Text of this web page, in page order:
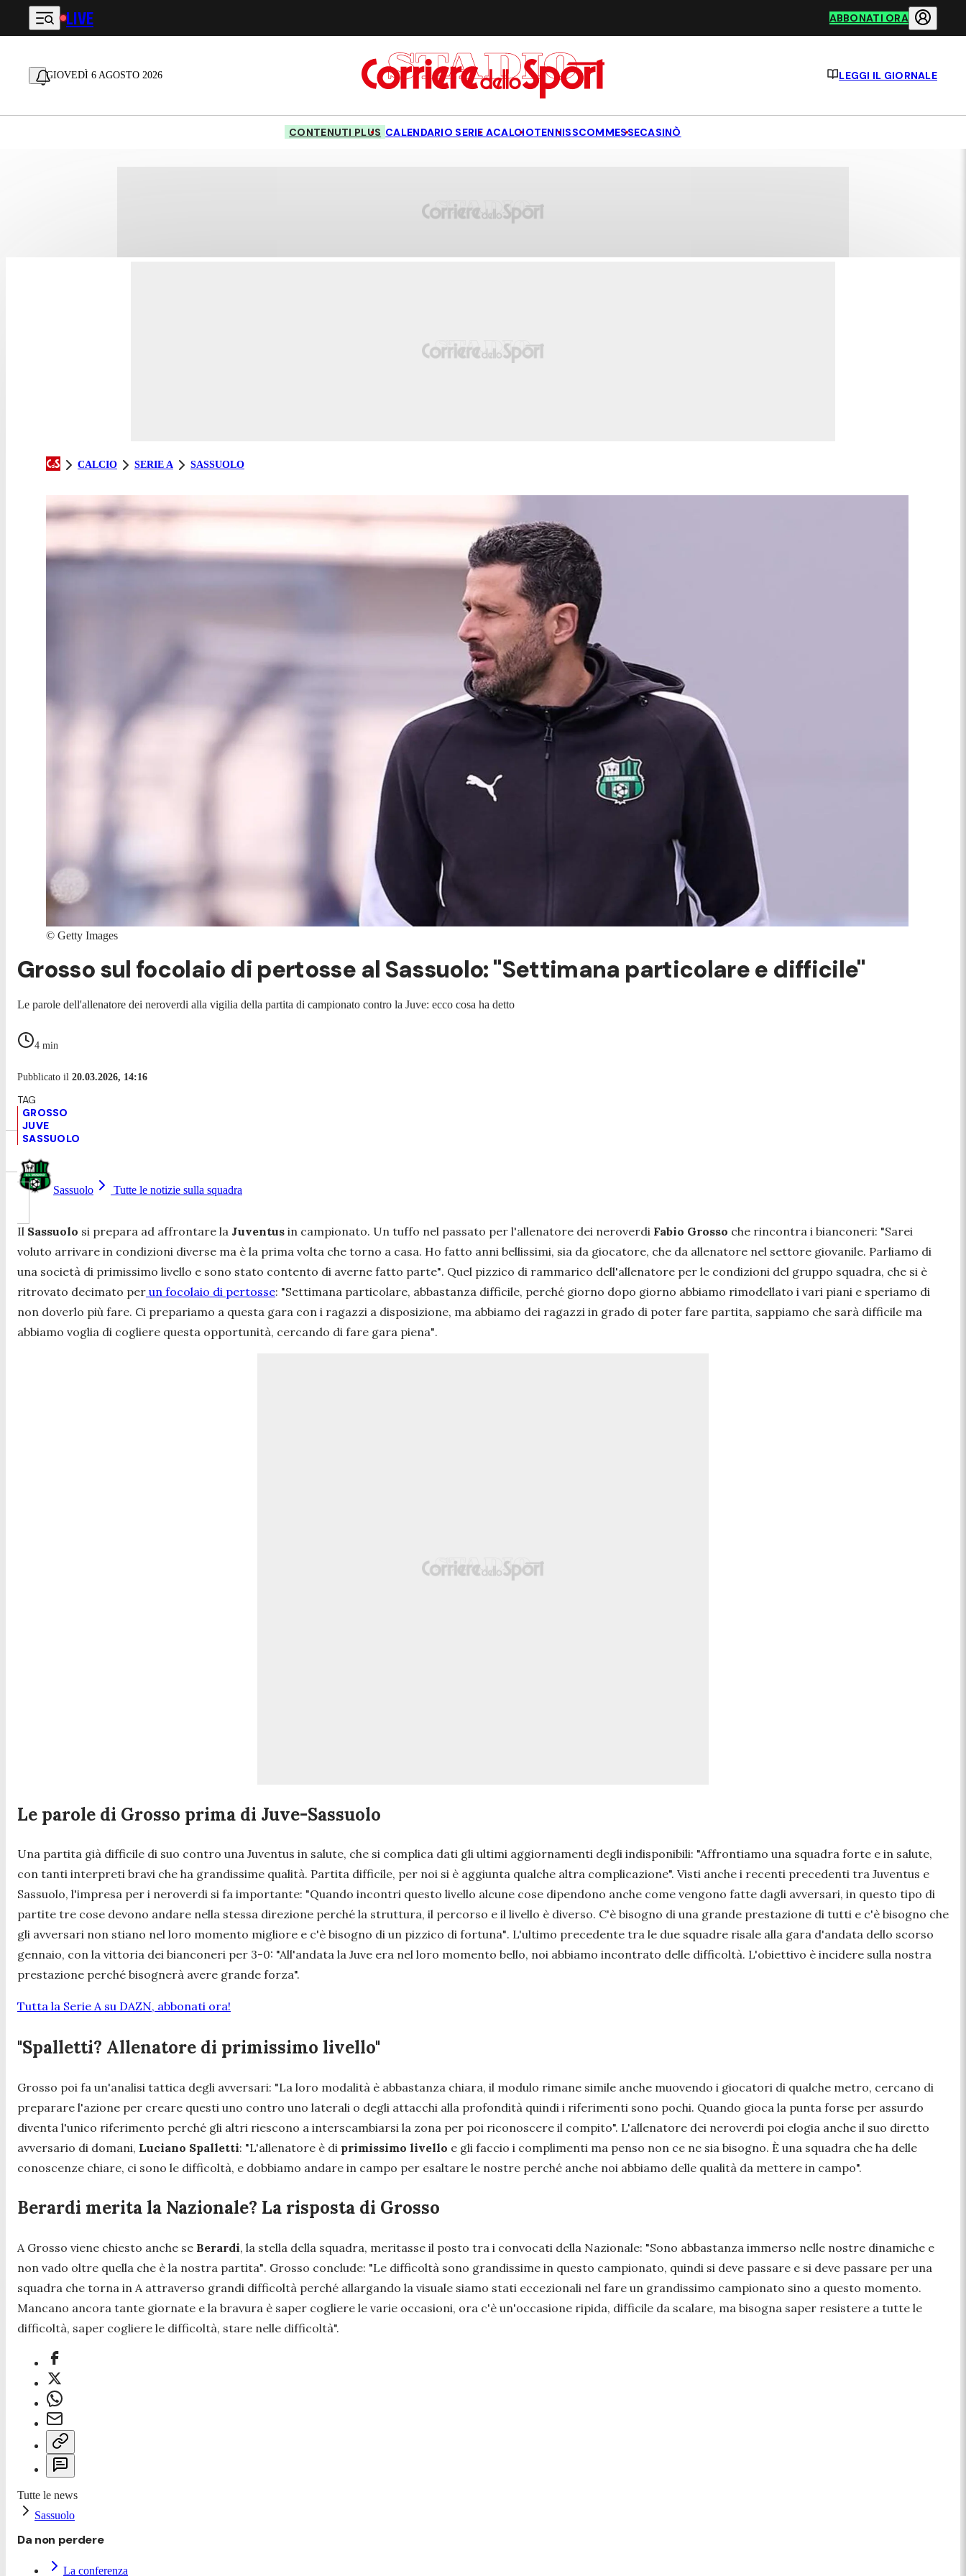
Vai al contenuto principale
LIVE ABBONATI ORA
GIOVEDÌ 6 AGOSTO 2026 LEGGI IL GIORNALE
CONTENUTI PLUS CALENDARIO SERIE ACALCIOTENNISSCOMMESSECASINÒ
CALCIO SERIE A SASSUOLO
© Getty Images
Grosso sul focolaio di pertosse al Sassuolo: "Settimana particolare e difficile"
Le parole dell'allenatore dei neroverdi alla vigilia della partita di campionato contro la Juve: ecco cosa ha detto
4 min
Pubblicato il 20.03.2026, 14:16
GROSSO
JUVE
SASSUOLO
Sassuolo Tutte le notizie sulla squadra
Il Sassuolo si prepara ad affrontare la Juventus in campionato. Un tuffo nel passato per l'allenatore dei neroverdi Fabio Grosso che rincontra i bianconeri: "Sarei
voluto arrivare in condizioni diverse ma è la prima volta che torno a casa. Ho fatto anni bellissimi, sia da giocatore, che da allenatore nel settore giovanile. Parliamo di
una società di primissimo livello e sono stato contento di averne fatto parte". Quel pizzico di rammarico dell'allenatore per le condizioni del gruppo squadra, che si è
ritrovato decimato per un focolaio di pertosse: "Settimana particolare, abbastanza difficile, perché giorno dopo giorno abbiamo rimodellato i vari piani e speriamo di
non doverlo più fare. Ci prepariamo a questa gara con i ragazzi a disposizione, ma abbiamo dei ragazzi in grado di poter fare partita, sappiamo che sarà difficile ma
abbiamo voglia di cogliere questa opportunità, cercando di fare gara piena".
Le parole di Grosso prima di Juve-Sassuolo
Una partita già difficile di suo contro una Juventus in salute, che si complica dati gli ultimi aggiornamenti degli indisponibili: "Affrontiamo una squadra forte e in salute,
con tanti interpreti bravi che ha grandissime qualità. Partita difficile, per noi si è aggiunta qualche altra complicazione". Visti anche i recenti precedenti tra Juventus e
Sassuolo, l'impresa per i neroverdi si fa importante: "Quando incontri questo livello alcune cose dipendono anche come vengono fatte dagli avversari, in questo tipo di
partite tre cose devono andare nella stessa direzione perché la struttura, il percorso e il livello è diverso. C'è bisogno di una grande prestazione di tutti e c'è bisogno che
gli avversari non stiano nel loro momento migliore e c'è bisogno di un pizzico di fortuna". L'ultimo precedente tra le due squadre risale alla gara d'andata dello scorso
gennaio, con la vittoria dei bianconeri per 3-0: "All'andata la Juve era nel loro momento bello, noi abbiamo incontrato delle difficoltà. L'obiettivo è incidere sulla nostra
prestazione perché bisognerà avere grande forza".
Tutta la Serie A su DAZN, abbonati ora!
"Spalletti? Allenatore di primissimo livello"
Grosso poi fa un'analisi tattica degli avversari: "La loro modalità è abbastanza chiara, il modulo rimane simile anche muovendo i giocatori di qualche metro, cercano di
preparare l'azione per creare questi uno contro uno laterali o degli attacchi alla profondità quindi i riferimenti sono pochi. Quando gioca la punta forse per assurdo
diventa l'unico riferimento perché gli altri riescono a interscambiarsi la zona per poi riconoscere il compito". L'allenatore dei neroverdi poi elogia anche il suo diretto
avversario di domani, Luciano Spalletti: "L'allenatore è di primissimo livello e gli faccio i complimenti ma penso non ce ne sia bisogno. È una squadra che ha delle
conoscenze chiare, ci sono le difficoltà, e dobbiamo andare in campo per esaltare le nostre perché anche noi abbiamo delle qualità da mettere in campo".
Berardi merita la Nazionale? La risposta di Grosso
A Grosso viene chiesto anche se Berardi, la stella della squadra, meritasse il posto tra i convocati della Nazionale: "Sono abbastanza immerso nelle nostre dinamiche e
non vado oltre quella che è la nostra partita". Grosso conclude: "Le difficoltà sono grandissime in questo campionato, quindi si deve passare e si deve passare per una
squadra che torna in A attraverso grandi difficoltà perché allargando la visuale siamo stati eccezionali nel fare un grandissimo campionato sino a questo momento.
Mancano ancora tante giornate e la bravura è saper cogliere le varie occasioni, ora c'è un'occasione ripida, difficile da scalare, ma bisogna saper resistere a tutte le
difficoltà, saper cogliere le difficoltà, stare nelle difficoltà".
Tutte le news
Sassuolo
Da non perdere
La conferenza